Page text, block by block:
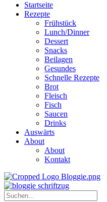
Startseite
Rezepte
Frühstück
Lunch/Dinner
Dessert
Snacks
Beilagen
Gesundes
Schnelle Rezepte
Brot
Fleisch
Fisch
Saucen
Drinks
Auswärts
About
About
Kontakt